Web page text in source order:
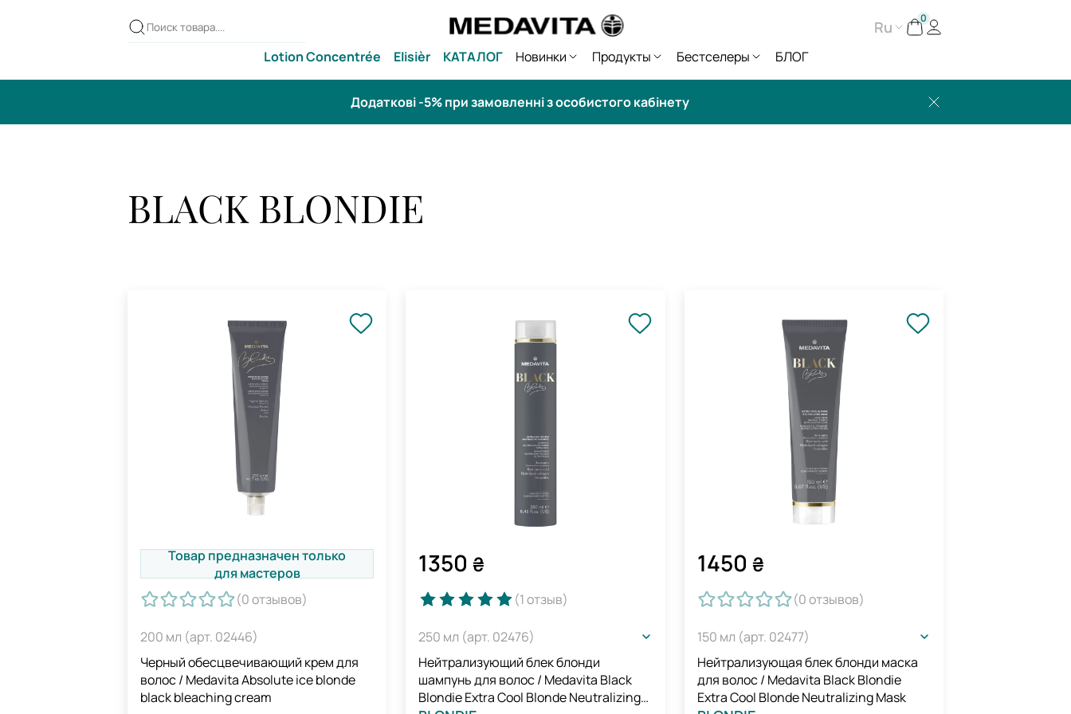
Ru 0
Lotion Concentrée Elisièr КАТАЛОГ Новинки Продукты Бестселеры БЛОГ
Додаткові -5% при замовленні з особистого кабінету
BLACK BLONDIE
Товар предназначен только
для мастеров
(0отзывов)
200 мл (арт. 02446)
Черный обесцвечивающий крем для
волос / Medavita Absolute ice blonde
black bleaching cream
1350₴
(1отзыв)
250 мл (арт. 02476)
Нейтрализующий блек блонди
шампунь для волос / Medavita Black
Blondie Extra Cool Blonde Neutralizing
1450 ₴
(0отзывов)
150 мл (арт. 02477)
Нейтрализующая блек блонди маска
для волос / Medavita Black Blondie
Extra Cool Blonde Neutralizing Mask